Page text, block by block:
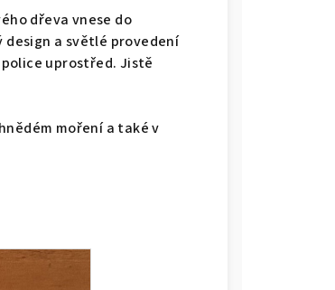
dřeva vnese do
design a světlé provedení
uprostřed. Jistě
moření a také v